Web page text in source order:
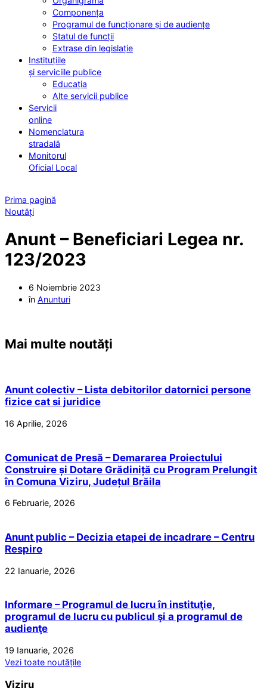
Componența
Programul de funcționare și de audiențe
Statul de funcții
Extrase din legislație
Instituțiile
și serviciile publice
Educația
Alte servicii publice
Servicii
online
Nomenclatura
stradală
Monitorul
Oficial Local
Prima pagină
Noutăți
Anunt – Beneficiari Legea nr.
123/2023
6 Noiembrie 2023
în Anunturi
Mai multe noutăți
Anunt colectiv – Lista debitorilor datornici persone
fizice cat si juridice
16 Aprilie, 2026
Comunicat de Presă – Demararea Proiectului
Construire și Dotare Grădiniță cu Program Prelungit
în Comuna Viziru, Județul Brăila
6 Februarie, 2026
Anunt public – Decizia etapei de incadrare – Centru
Respiro
22 Ianuarie, 2026
Informare – Programul de lucru în instituţie,
programul de lucru cu publicul şi a programul de
audienţe
19 Ianuarie, 2026
Vezi toate noutățile
Viziru